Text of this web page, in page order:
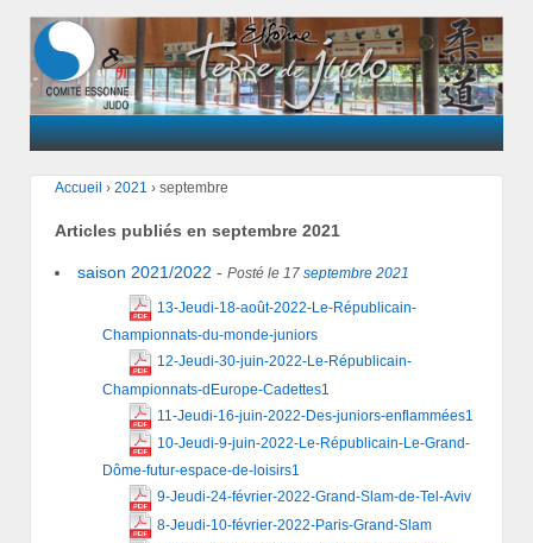
Accueil › 2021 › septembre
Articles publiés en septembre 2021
saison 2021/2022 - Posté le 17 septembre 2021
13-Jeudi-18-août-2022-Le-Républicain-
Championnats-du-monde-juniors
12-Jeudi-30-juin-2022-Le-Républicain-
Championnats-dEurope-Cadettes1
11-Jeudi-16-juin-2022-Des-juniors-enflammées1
10-Jeudi-9-juin-2022-Le-Républicain-Le-Grand-
Dôme-futur-espace-de-loisirs1
9-Jeudi-24-février-2022-Grand-Slam-de-Tel-Aviv
8-Jeudi-10-février-2022-Paris-Grand-Slam